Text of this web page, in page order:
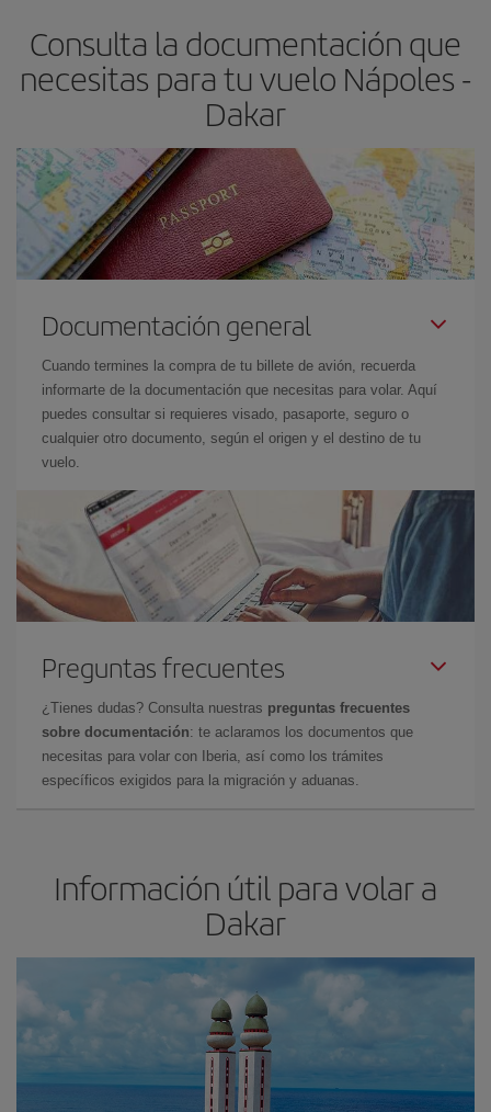
Consulta la documentación que
necesitas para tu vuelo Nápoles -
Dakar
Documentación general
Cuando termines la compra de tu billete de avión, recuerda
informarte de la documentación que necesitas para volar. Aquí
puedes consultar si requieres visado, pasaporte, seguro o
cualquier otro documento, según el origen y el destino de tu
vuelo.
Preguntas frecuentes
¿Tienes dudas? Consulta nuestras preguntas frecuentes
sobre documentación: te aclaramos los documentos que
necesitas para volar con Iberia, así como los trámites
específicos exigidos para la migración y aduanas.
Información útil para volar a
Dakar